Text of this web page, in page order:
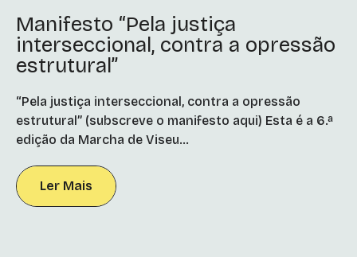
Manifesto “Pela justiça
interseccional, contra a opressão
estrutural”
“Pela justiça interseccional, contra a opressão
estrutural” (subscreve o manifesto aqui) Esta é a 6.ª
edição da Marcha de Viseu...
Ler Mais